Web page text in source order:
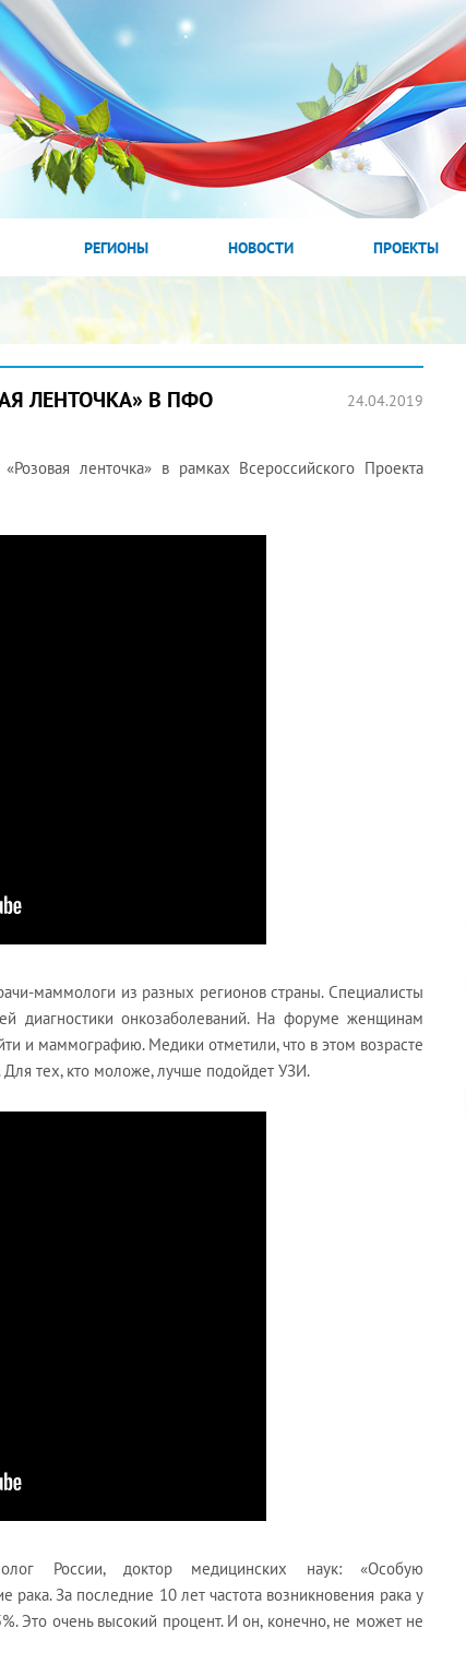
РЕГИОНЫ НОВОСТИ ПРОЕКТЫ
ЛЕНТОЧКА» В ПФО 24.04.2019
ленточка» в рамках Всероссийского Проекта
маммологи из разных регионов страны. Специалисты
диагностики онкозаболеваний. На форуме женщинам
и маммографию. Медики отметили, что в этом возрасте
тех, кто моложе, лучше подойдет УЗИ.
России, доктор медицинских наук: «Особую
За последние 10 лет частота возникновения рака у
Это очень высокий процент. И он, конечно, не может не